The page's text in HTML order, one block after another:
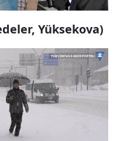
Yüksekova)